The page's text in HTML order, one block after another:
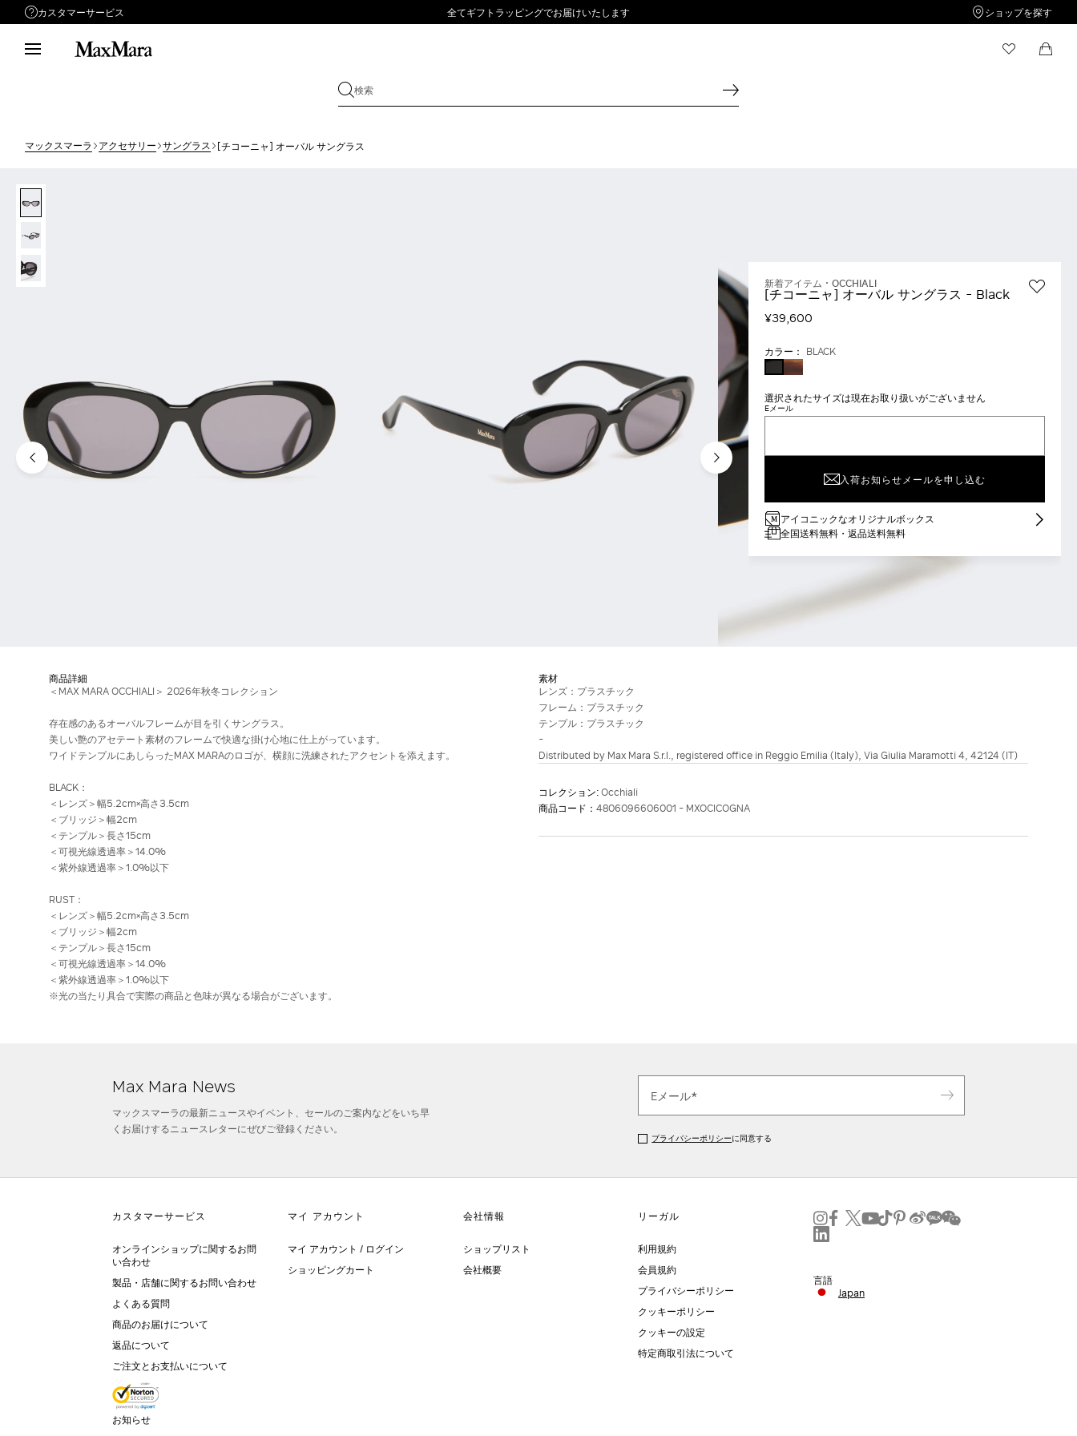
カスタマーサービス
サポートが必要ですか？
全てギフトラッピングでお届けいたします ショップを探す
マックスマーラ アクセサリー サングラス [チコーニャ] オーバル サングラス
新着アイテム OCCHIALI
[チコーニャ] オーバル サングラス - Black
¥39,600
カラー： BLACK
BLACKRUST
選択されたサイズは現在お取り扱いがございません
Eメール
入荷お知らせメールを申し込む
アイコニックなオリジナルボックス
全国送料無料・返品送料無料
商品詳細
＜MAX MARA OCCHIALI＞ 2026年秋冬コレクション
存在感のあるオーバルフレームが目を引くサングラス。
美しい艶のアセテート素材のフレームで快適な掛け心地に仕上がっています。
ワイドテンプルにあしらったMAX MARAのロゴが、横顔に洗練されたアクセントを添えます。
BLACK：
＜レンズ＞幅5.2cm×高さ3.5cm
＜ブリッジ＞幅2cm
＜テンプル＞長さ15cm
＜可視光線透過率＞14.0%
＜紫外線透過率＞1.0%以下
RUST：
＜レンズ＞幅5.2cm×高さ3.5cm
＜ブリッジ＞幅2cm
＜テンプル＞長さ15cm
＜可視光線透過率＞14.0%
＜紫外線透過率＞1.0%以下
※光の当たり具合で実際の商品と色味が異なる場合がございます。
素材
レンズ：プラスチック
フレーム：プラスチック
テンプル：プラスチック
-
Distributed by Max Mara S.r.l., registered office in Reggio Emilia (Italy), Via Giulia Maramotti 4, 42124 (IT)
コレクション:Occhiali
商品コード： 4806096606001 - MXOCICOGNA
Max Mara News
マックスマーラの最新ニュースやイベント、セールのご案内などをいち早
くお届けするニュースレターにぜびご登録ください。
プライバシーポリシーに同意する
オンラインショップに関するお問
い合わせ
製品・店舗に関するお問い合わせ
よくある質問
商品のお届けについて
返品について
ご注文とお支払いについて
お知らせ
マイ アカウント / ログイン
ショッピングカート
ショップリスト
会社概要
利用規約
会員規約
プライバシーポリシー
クッキーポリシー
クッキーの設定
特定商取引法について
言語
Japan